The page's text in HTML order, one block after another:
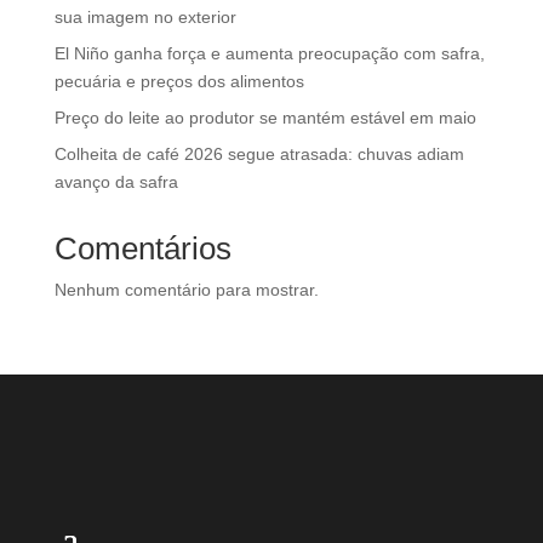
sua imagem no exterior
El Niño ganha força e aumenta preocupação com safra,
pecuária e preços dos alimentos
Preço do leite ao produtor se mantém estável em maio
Colheita de café 2026 segue atrasada: chuvas adiam
avanço da safra
Comentários
Nenhum comentário para mostrar.